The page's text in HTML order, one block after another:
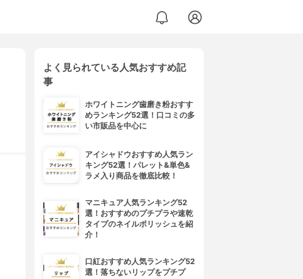
よく見られている人気おすすめ記
事
ホワイトニング歯磨き粉おすす
めランキング52選！口コミの多
い市販品を中心に
アイシャドウおすすめ人気ラン
キング52選！パレット&単色&
ラメ入り商品を徹底比較！
マニキュア人気ランキング52
選！おすすめのプチプラや速乾
タイプのネイルポリッシュを紹
介！
口紅おすすめ人気ランキング52
選！落ちないリップをプチプ